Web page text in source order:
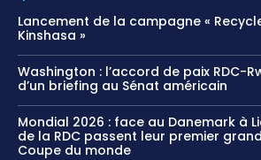
Lancement de la campagne «
Kinshasa »
Washington : l’accord de paix RDC-
d’un briefing au Sénat américain
Mondial 2026 : face au Danemark à
de la RDC passent leur premier
Coupe du monde